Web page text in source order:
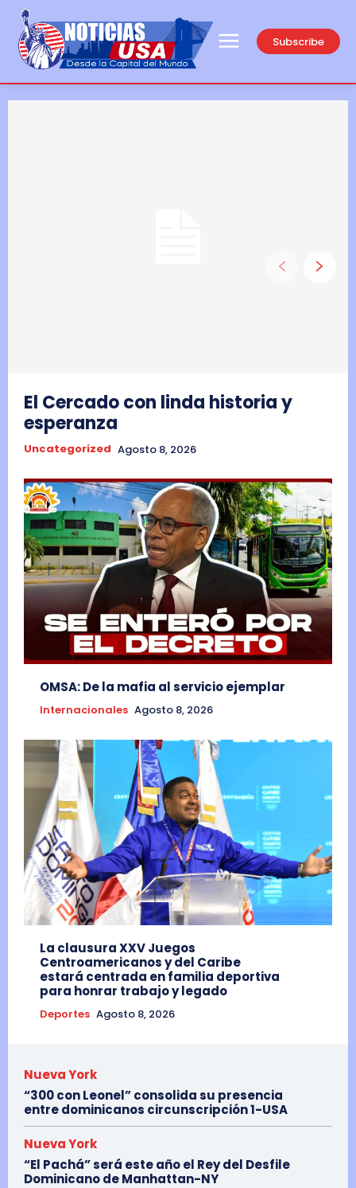
Subscribe
El Cercado con linda historia y
esperanza
Uncategorized Agosto 8, 2026
OMSA: De la mafia al servicio ejemplar
Internacionales Agosto 8, 2026
La clausura XXV Juegos
Centroamericanos y del Caribe
estará centrada en familia deportiva
para honrar trabajo y legado
Deportes Agosto 8, 2026
Nueva York
“300 con Leonel” consolida su presencia
entre dominicanos circunscripción 1-USA
Nueva York
“El Pachá” será este año el Rey del Desfile
Dominicano de Manhattan-NY